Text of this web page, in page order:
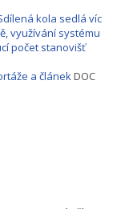
kola sedlá víc
využívání systému
počet stanovišť
a článekDOC